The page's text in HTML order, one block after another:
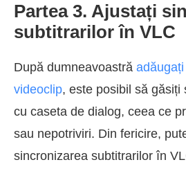
Partea 3. Ajustați
subtitrarilor în VLC
După dumneavoastră
videoclip, este posibil să găsiți
cu caseta de dialog, ceea ce
sau nepotriviri. Din fericire,
sincronizarea subtitrarilor în